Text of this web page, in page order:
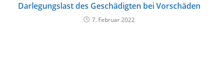
Darlegungslast des Geschädigten bei Vorschäden
7. Februar 2022